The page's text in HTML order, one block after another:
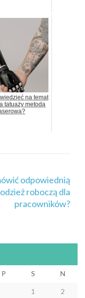
na temat
tatuaży metodą
odpowiednią
odzież roboczą dla
pracowników?
P S N
1 2